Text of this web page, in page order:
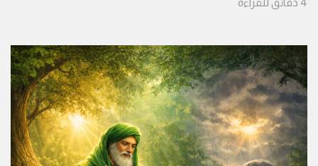
4 دقائق للقراءة